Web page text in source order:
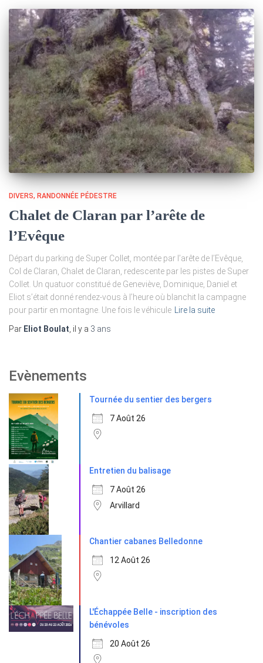
DIVERS RANDONNÉE PÉDESTRE
Chalet de Claran par l’arête de
l’Evêque
Départ du parking de Super Collet, montée par l’arête de l’Evêque,
Col de Claran, Chalet de Claran, redescente par les pistes de Super
Collet. Un quatuor constitué de Geneviève, Dominique, Daniel et
Eliot s’était donné rendez-vous à l’heure où blanchit la campagne
pour partir en montagne. Une fois le véhicule
Lire la suite
Par Eliot Boulat , il y a 3 ans
Evènements
Tournée du sentier des bergers
7 Août 26
Entretien du balisage
7 Août 26
Arvillard
Chantier cabanes Belledonne
12 Août 26
L'Échappée Belle - inscription des
bénévoles
20 Août 26